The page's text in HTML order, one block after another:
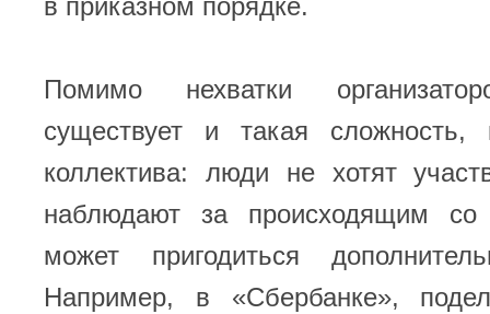
в приказном порядке.
Помимо нехватки
существует и такая сложность,
коллектива: люди не хотят
наблюдают за происходящим со
может пригодиться
Например, в «Сбербанке»,